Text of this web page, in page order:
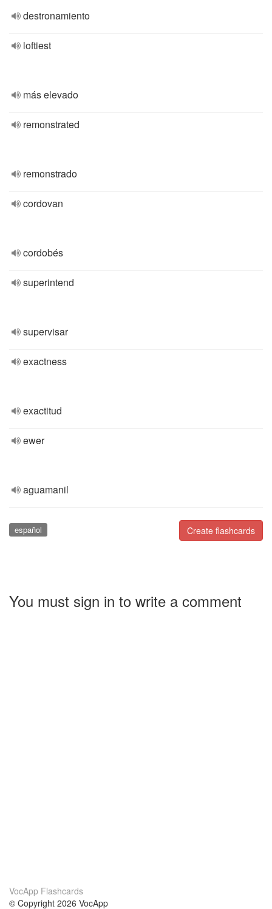
destronamiento
loftiest
más elevado
remonstrated
remonstrado
cordovan
cordobés
superintend
supervisar
exactness
exactitud
ewer
aguamanil
Create flashcards
español
You must sign in to write a comment
VocApp Flashcards
© Copyright 2026 VocApp